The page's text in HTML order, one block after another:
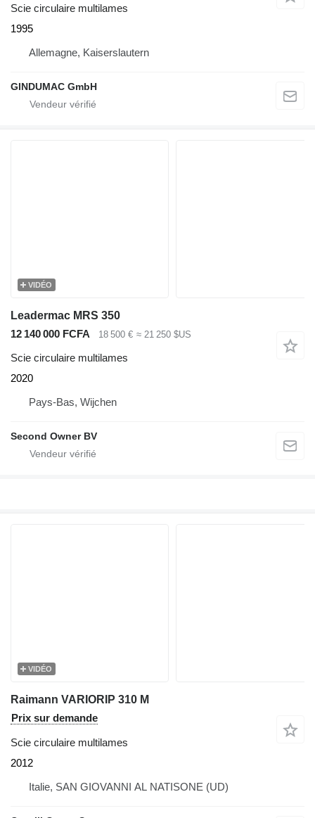
Scie circulaire multilames
1995
Allemagne, Kaiserslautern
GINDUMAC GmbH
VIDÉO
Leadermac MRS 350
12 140 000 FCFA
18 500 € ≈ 21 250 $US
Scie circulaire multilames
2020
Pays-Bas, Wijchen
Second Owner BV
VIDÉO
Raimann VARIORIP 310 M
Prix sur demande
Scie circulaire multilames
2012
Italie, SAN GIOVANNI AL NATISONE (UD)